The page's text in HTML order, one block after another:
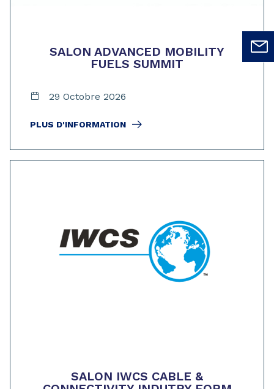
SALON ADVANCED MOBILITY
FUELS SUMMIT
29 Octobre 2026
PLUS D'INFORMATION
SALON IWCS CABLE &